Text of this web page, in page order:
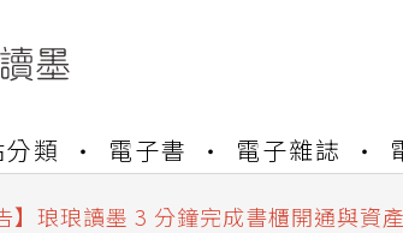
類 電子書 電子雜誌
】琅琅讀墨數位閱讀資產合併與書櫃
】琅琅讀墨 3 分鐘完成書櫃開通與資